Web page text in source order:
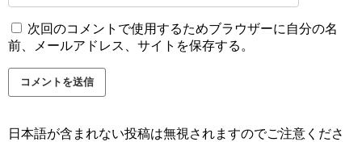
次回のコメントで使用するためブラウザーに自分の名
前、メールアドレス、サイトを保存する。
日本語が含まれない投稿は無視されますのでご注意くださ